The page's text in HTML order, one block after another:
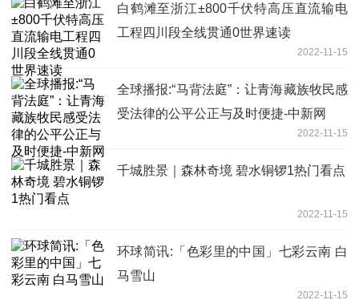
白鹤滩至浙江±800千伏特高压直流输电
工程四川段全线贯通0世界速读
2022-11-15
全球播报:“马背法庭”：让青海藏族牧民感
受法律的公平公正与及时便捷-中新网
2022-11-15
千城胜景｜森林奇境 碧水铜锣1热门看点
2022-11-15
环球简讯:「色彩里的中国」七彩云南 白
马雪山
2022-11-15